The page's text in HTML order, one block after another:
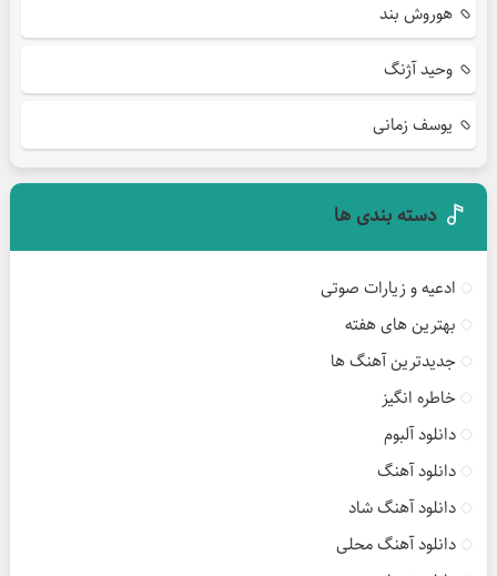
هوروش بند
وحید آژنگ
یوسف زمانی
دسته بندی ها
ادعیه و زیارات صوتی
بهترین های هفته
جدیدترین آهنگ ها
خاطره انگیز
دانلود آلبوم
دانلود آهنگ
دانلود آهنگ شاد
دانلود آهنگ محلی